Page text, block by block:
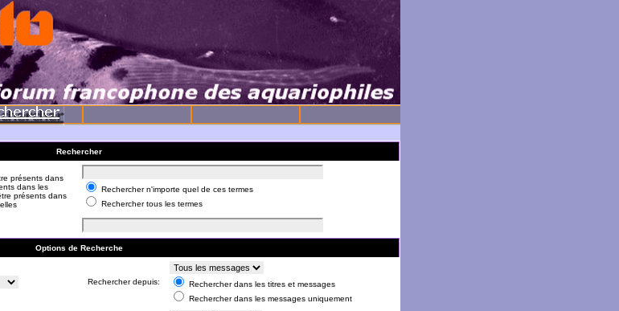
Rechercher
présents dans
dans les
présents dans
Rechercher n'importe quel de ces termes
Rechercher tous les termes
Options de Recherche
Rechercher depuis:
Rechercher dans les titres et messages
Rechercher dans les messages uniquement